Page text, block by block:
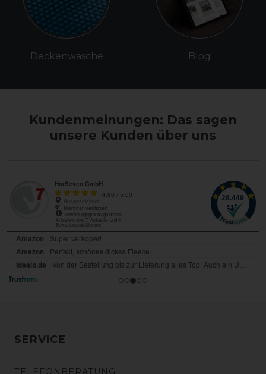
Deckenwäsche Blog
Kundenmeinungen: Das sagen
unsere Kunden über uns
SERVICE
TELEFONBERATUNG